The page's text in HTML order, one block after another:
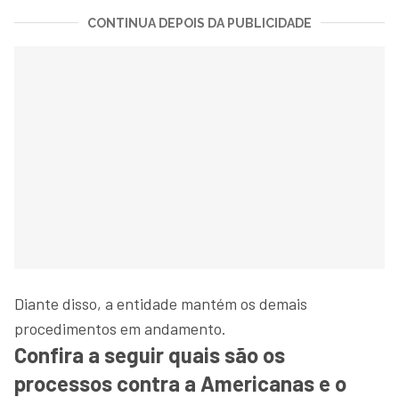
CONTINUA DEPOIS DA PUBLICIDADE
Diante disso, a entidade mantém os demais
procedimentos em andamento.
Confira a seguir quais são os
processos contra a Americanas e o